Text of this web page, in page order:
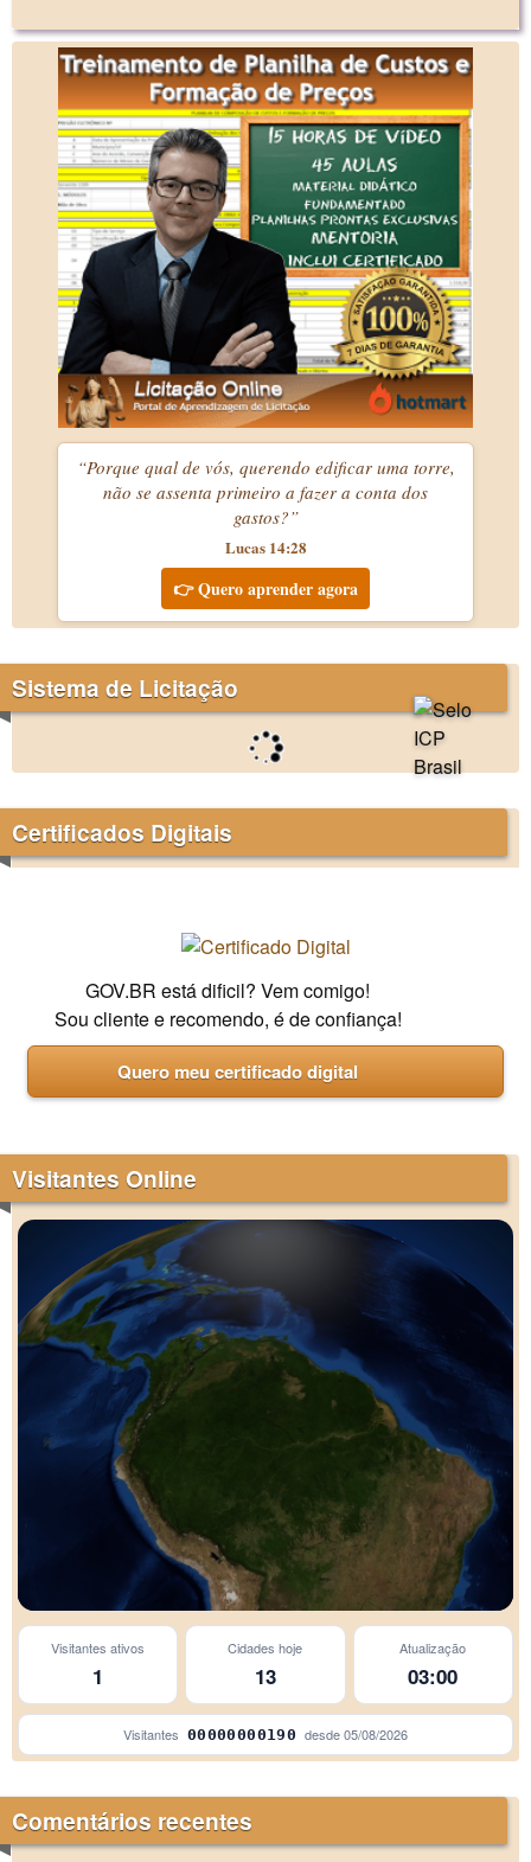
“Porque qual de vós, querendo edificar uma torre,
não se assenta primeiro a fazer a conta dos
gastos?”
Lucas 14:28
👉 Quero aprender agora
Sistema de Licitação
Certificados Digitais
GOV.BR está dificil? Vem comigo!
Sou cliente e recomendo, é de confiança!
Quero meu certificado digital
Visitantes Online
Visitantes ativos
1
Cidades hoje
13
Atualização
03:00
Visitantes 00000000190 desde05/08/2026
Comentários recentes